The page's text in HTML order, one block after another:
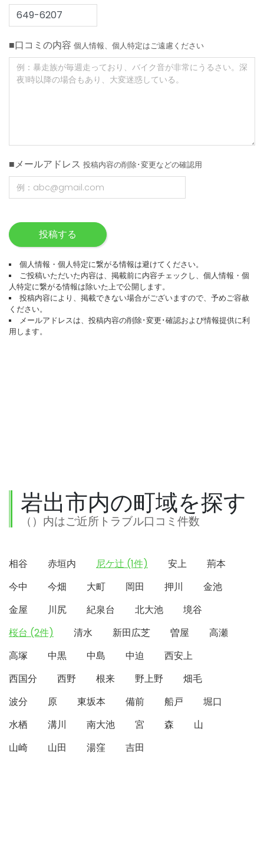
■口コミの内容 個人情報、個人特定はご遠慮ください
■メールアドレス 投稿内容の削除･変更などの確認用
投稿する
個人情報・個人特定に繋がる情報は避けてください。
ご投稿いただいた内容は、掲載前に内容チェックし、個人情報・個
人特定に繋がる情報は除いた上で公開します。
投稿内容により、掲載できない場合がございますので、予めご容赦
ください。
メールアドレスは、投稿内容の削除･変更･確認および情報提供に利
用します。
岩出市内の町域を探す
（）内はご近所トラブル口コミ件数
相谷 赤垣内 尼ケ辻 (1件) 安上
荊本
今中
今畑 大町 岡田 押川
金池
金屋
川尻 紀泉台 北大池
境谷
桜台 (2件)
清水 新田広芝 曽屋
高瀬
高塚
中黒 中島 中迫
西安上
西国分
西野 根来 野上野
畑毛
波分
原 東坂本 備前 船戸
堀口
水栖
溝川 南大池 宮 森
山
山崎
山田 湯窪 吉田